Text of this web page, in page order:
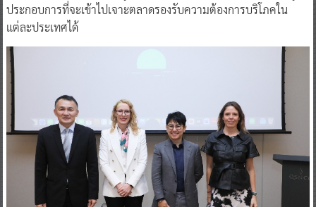
ประกอบการที่จะเข้าไปเจาะตลาดรองรับความต้องการบริโภคใน
แต่ละประเทศได้